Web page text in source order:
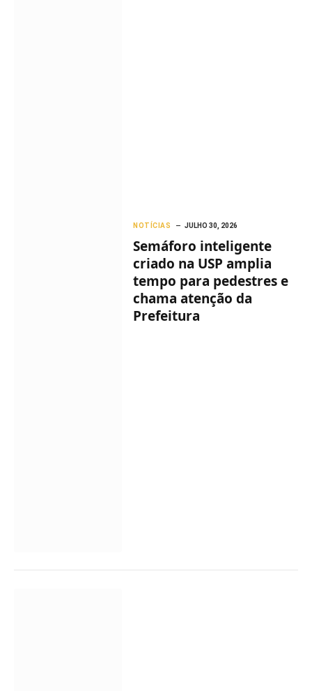
NOTÍCIAS JULHO 30, 2026
Semáforo inteligente
criado na USP amplia
tempo para pedestres e
chama atenção da
Prefeitura